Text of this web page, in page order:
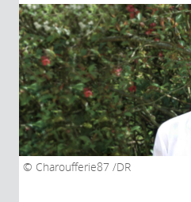
Charoufferie87 /DR